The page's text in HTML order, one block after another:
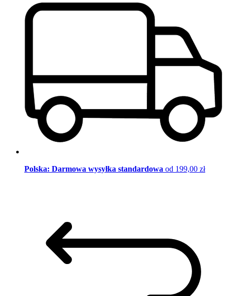
Polska: Darmowa wysyłka standardowa od 199,00 zł